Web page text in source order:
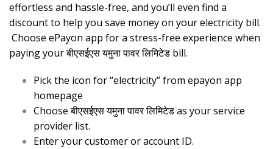
effortless and hassle-free, and you’ll even find a
discount to help you save money on your electricity bill.
Choose ePayon app for a stress-free experience when
paying your बीएसईएस यमुना पावर लिमिटेड bill.
Pick the icon for “electricity” from epayon app
homepage
Choose बीएसईएस यमुना पावर लिमिटेड as your service
provider list.
Enter your customer or account ID.